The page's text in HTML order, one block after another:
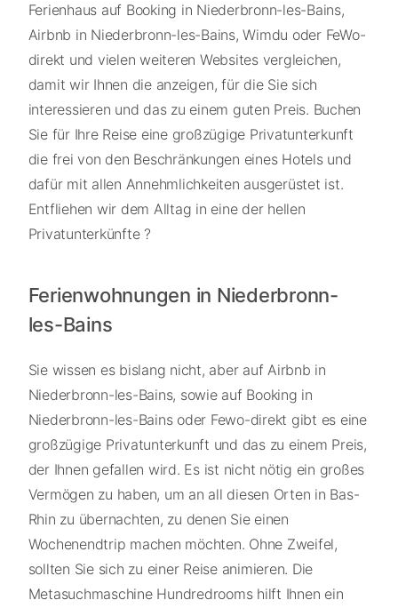
Ferienhaus auf Booking in Niederbronn-les-Bains,
Airbnb in Niederbronn-les-Bains, Wimdu oder FeWo-
direkt und vielen weiteren Websites vergleichen,
damit wir Ihnen die anzeigen, für die Sie sich
interessieren und das zu einem guten Preis. Buchen
Sie für Ihre Reise eine großzügige Privatunterkunft
die frei von den Beschränkungen eines Hotels und
dafür mit allen Annehmlichkeiten ausgerüstet ist.
Entfliehen wir dem Alltag in eine der hellen
Privatunterkünfte ?
Ferienwohnungen in Niederbronn-
les-Bains
Sie wissen es bislang nicht, aber auf Airbnb in
Niederbronn-les-Bains, sowie auf Booking in
Niederbronn-les-Bains oder Fewo-direkt gibt es eine
großzügige Privatunterkunft und das zu einem Preis,
der Ihnen gefallen wird. Es ist nicht nötig ein großes
Vermögen zu haben, um an all diesen Orten in Bas-
Rhin zu übernachten, zu denen Sie einen
Wochenendtrip machen möchten. Ohne Zweifel,
sollten Sie sich zu einer Reise animieren. Die
Metasuchmaschine Hundredrooms hilft Ihnen ein